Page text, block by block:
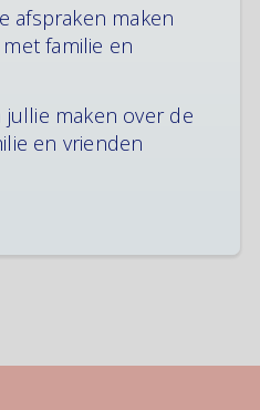
afspraken maken
familie en
jullie maken over de
en vrienden